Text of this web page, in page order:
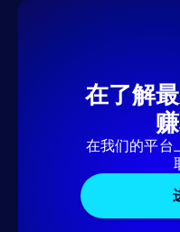
在了解
在我们的平台